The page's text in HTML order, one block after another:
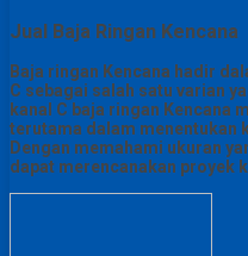
Jual Baja Ringan Kencana
Baja ringan Kencana hadir
C sebagai salah satu varian
kanal C baja ringan Kencana
terutama dalam
Dengan memahami ukuran
dapat merencanakan proyek